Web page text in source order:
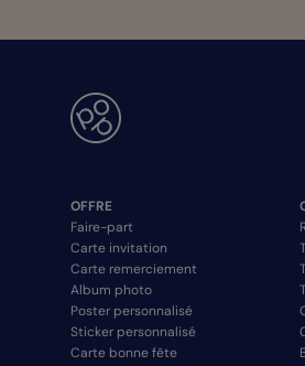
OFFRE
Faire-part
Carte invitation
Carte remerciement
Album photo
Poster personnalisé
Sticker personnalisé
Carte bonne fête